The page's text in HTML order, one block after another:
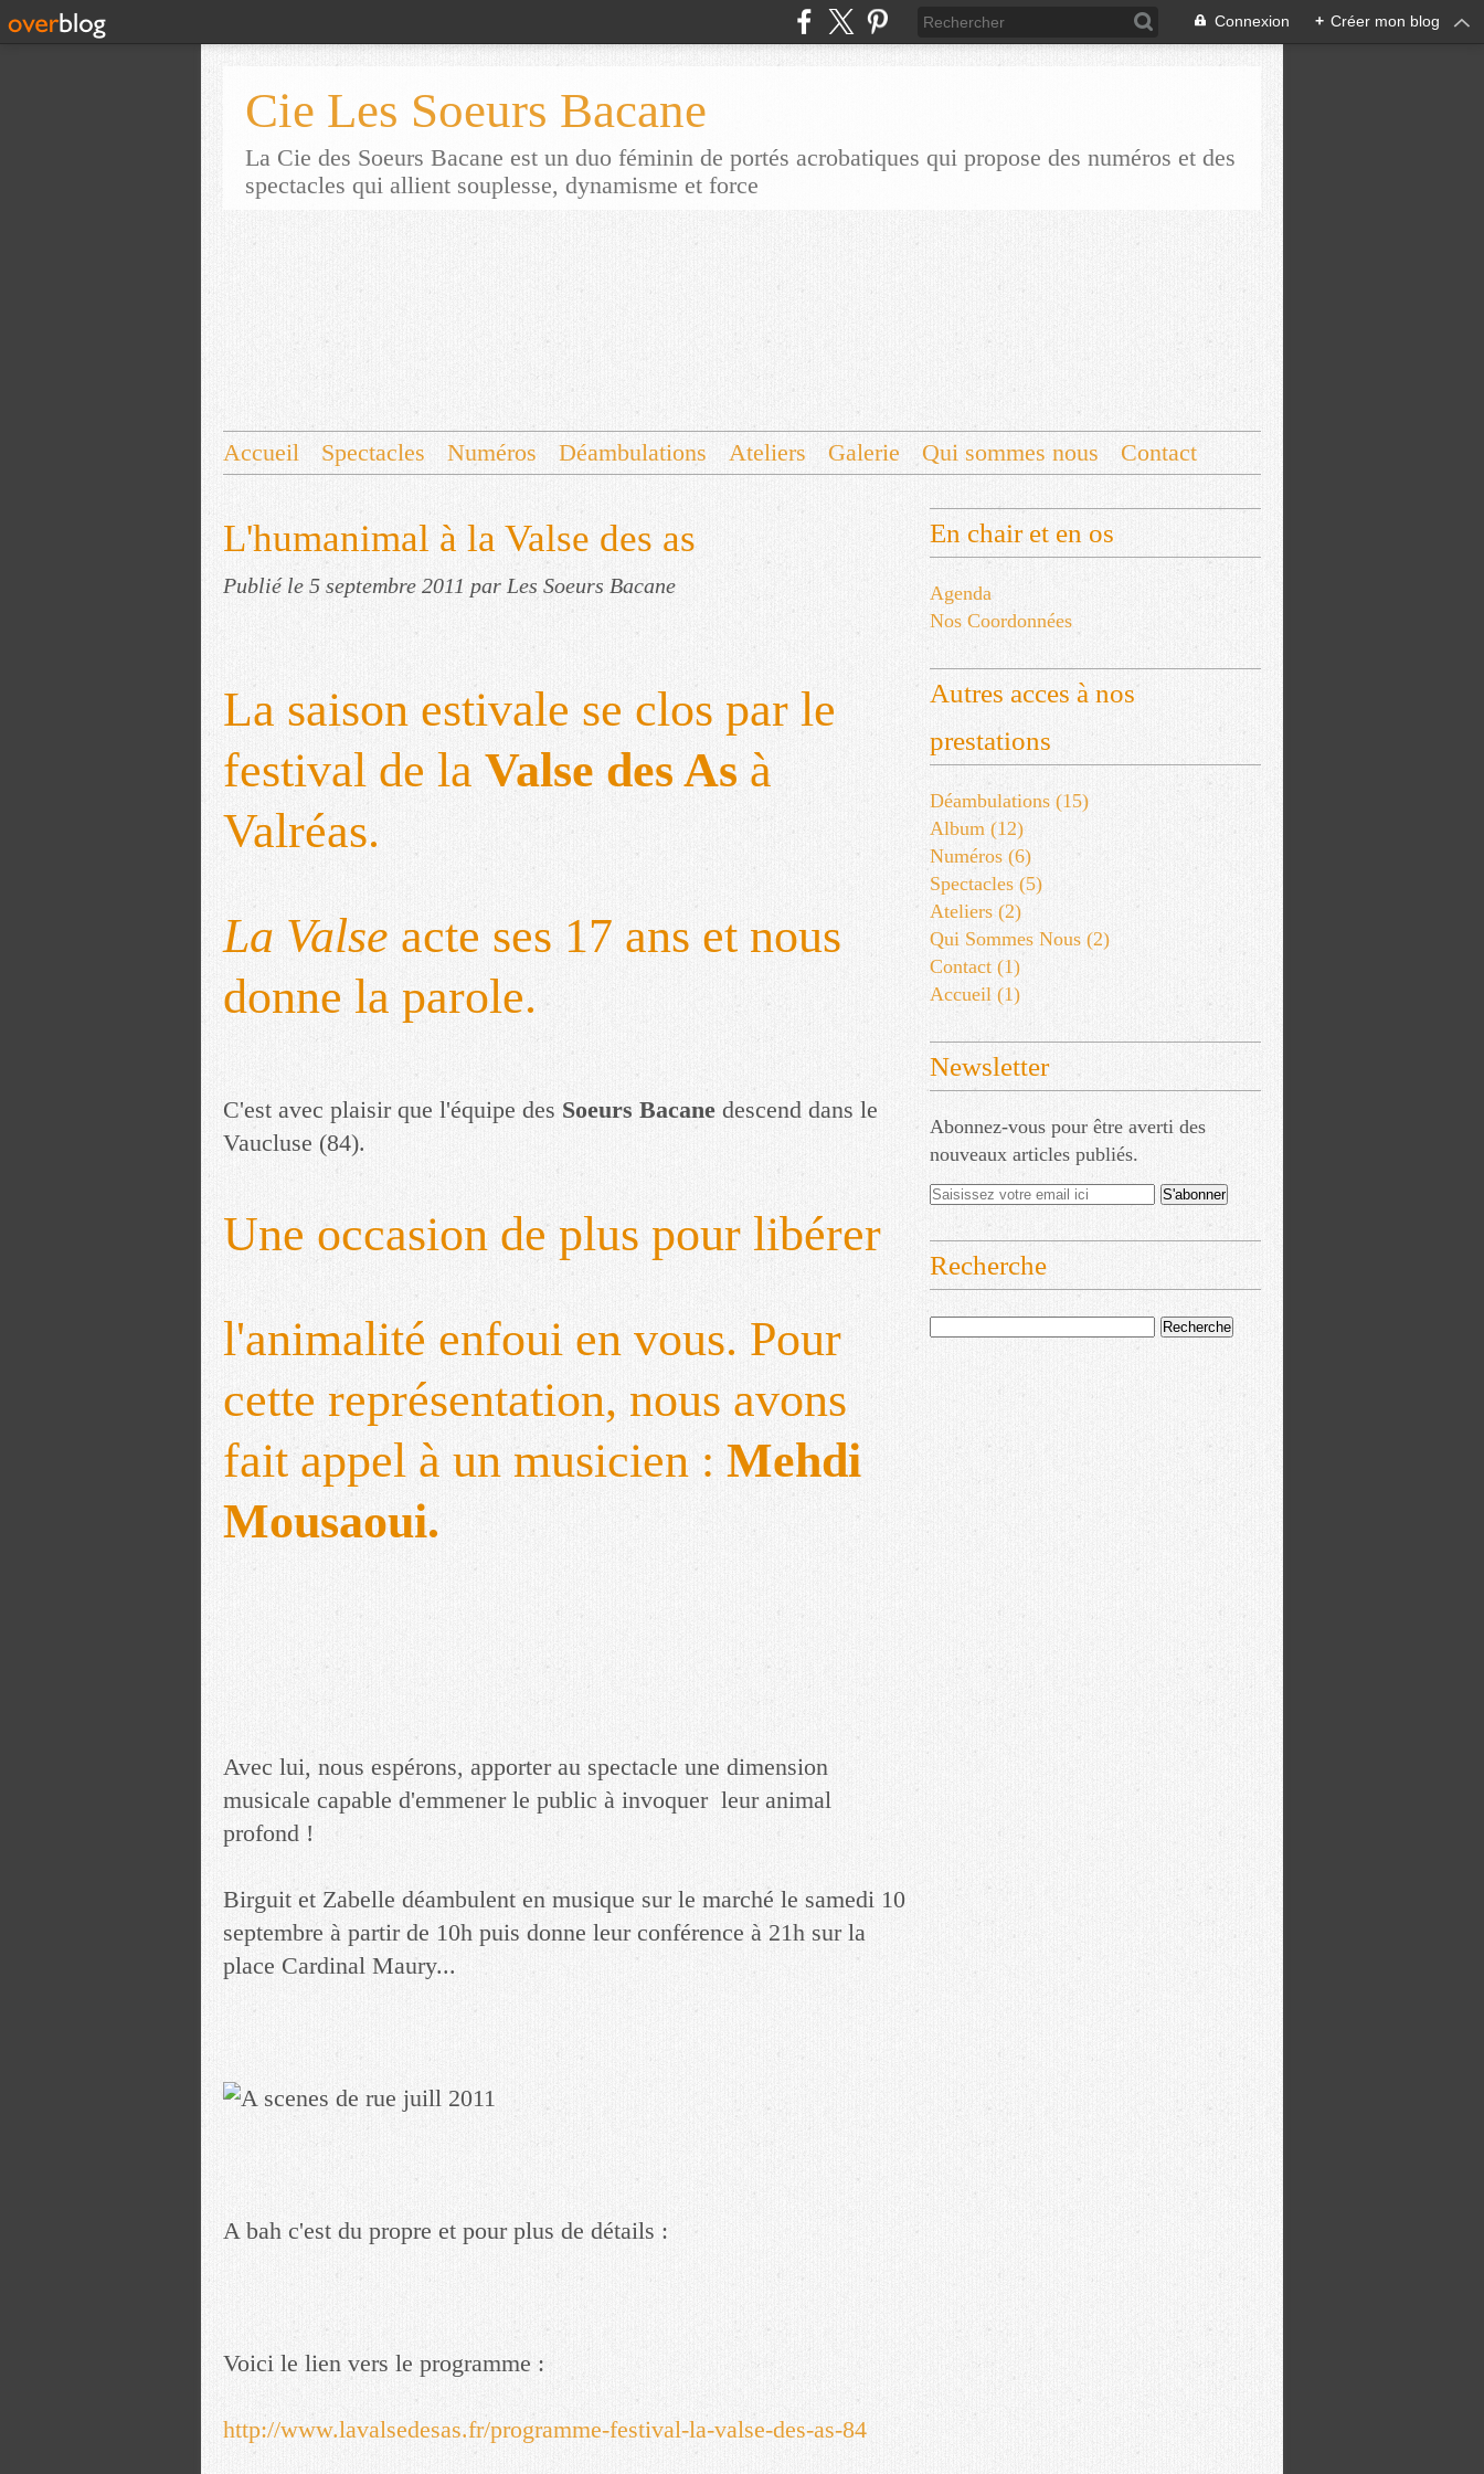
Connexion + Créer mon blog
Cie Les Soeurs Bacane
La Cie des Soeurs Bacane est un duo féminin de portés acrobatiques qui propose des numéros et des
spectacles qui allient souplesse, dynamisme et force
Accueil Spectacles Numéros Déambulations Ateliers Galerie Qui sommes nous Contact
L'humanimal à la Valse des as
Publié le 5 septembre 2011 par Les Soeurs Bacane
La saison estivale se clos par le
festival de la Valse des Asà
Valréas.
La Valse acte ses 17 ans et nous
donne la parole.
C'est avec plaisir que l'équipe des Soeurs Bacane descend dans le
Vaucluse (84).
Une occasion de plus pour libérer
l'animalité enfoui en vous. Pour
cette représentation, nous avons
fait appel à un musicien : Mehdi
Mousaoui.
Avec lui, nous espérons, apporter au spectacle une dimension
musicale capable d'emmener le public à invoquer leur animal
profond !
Birguit et Zabelle déambulent en musique sur le marché le samedi 10
septembre à partir de 10h puis donne leur conférence à 21h sur la
place Cardinal Maury...
A bah c'est du propre et pour plus de détails :
Voici le lien vers le programme :
http://www.lavalsedesas.fr/programme-festival-la-valse-des-as-84
En chair et en os
Agenda
Nos Coordonnées
Autres acces à nos
prestations
Déambulations (15)
Album (12)
Numéros (6)
Spectacles (5)
Ateliers (2)
Qui Sommes Nous (2)
Contact (1)
Accueil (1)
Newsletter
Abonnez-vous pour être averti des
nouveaux articles publiés.
Recherche